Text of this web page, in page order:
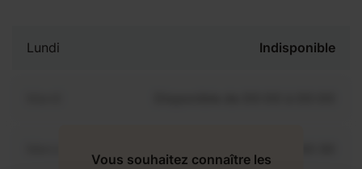
Lundi Indisponible
Vous souhaitez connaître les